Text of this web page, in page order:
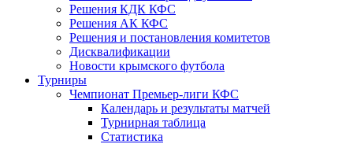
Решения КДК КФС
Решения АК КФС
Решения и постановления комитетов
Дисквалификации
Новости крымского футбола
Турниры
Чемпионат Премьер-лиги КФС
Календарь и результаты матчей
Турнирная таблица
Статистика